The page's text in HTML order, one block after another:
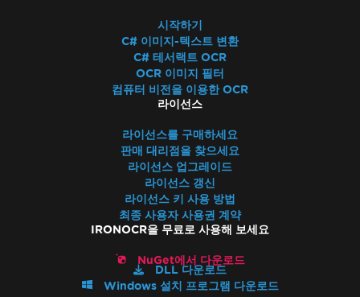
시작하기
C# 이미지-텍스트 변환
C# 테서랙트 OCR
OCR 이미지 필터
컴퓨터 비전을 이용한 OCR
라이선스
라이선스를 구매하세요
판매 대리점을 찾으세요
라이선스 업그레이드
라이선스 갱신
라이선스 키 사용 방법
최종 사용자 사용권 계약
IRONOCR을 무료로 사용해 보세요
NuGet에서 다운로드
DLL 다운로드
Windows 설치 프로그램 다운로드